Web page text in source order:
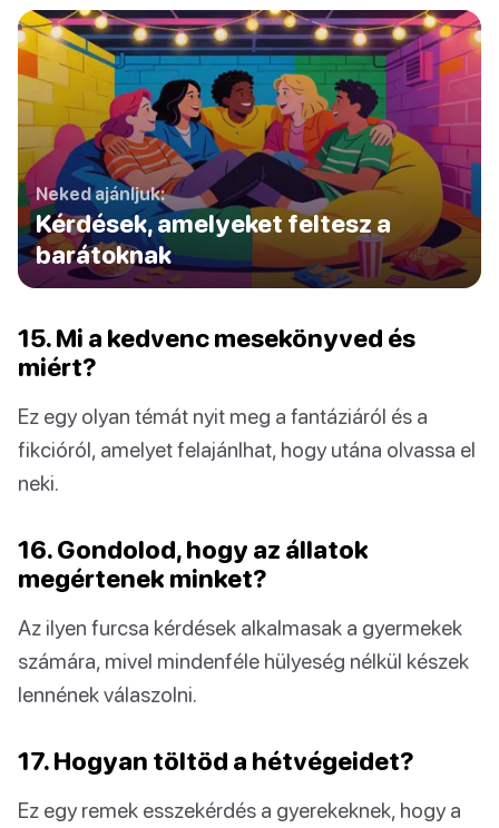
Neked ajánljuk:
Kérdések, amelyeket feltesz a
barátoknak
15. Mi a kedvenc mesekönyved és
miért?
Ez egy olyan témát nyit meg a fantáziáról és a
fikcióról, amelyet felajánlhat, hogy utána olvassa el
neki.
16. Gondolod, hogy az állatok
megértenek minket?
Az ilyen furcsa kérdések alkalmasak a gyermekek
számára, mivel mindenféle hülyeség nélkül készek
lennének válaszolni.
17. Hogyan töltöd a hétvégeidet?
Ez egy remek esszekérdés a gyerekeknek, hogy a